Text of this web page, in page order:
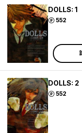
DOLLS: 1
552
ポイント
DOLLS: 2
552
ポイント